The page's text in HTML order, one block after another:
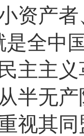
资产
是全中
主主
半无
视其